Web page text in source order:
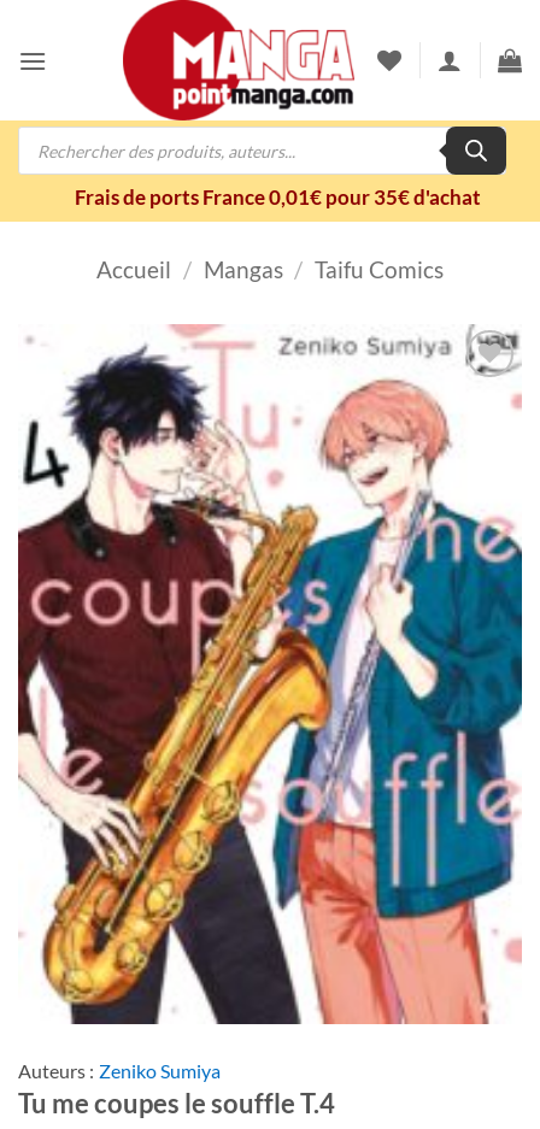
contenu
Recherche
Frais de ports France 0,01€ pour 35€ d'achat
Accueil / Mangas / Taifu Comics
wishlist
Auteurs : Zeniko Sumiya
Tu me coupes le souffle T.4